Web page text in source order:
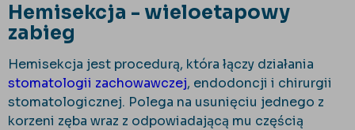
Hemisekcja - wieloetapowy
zabieg
Hemisekcja jest procedurą, która łączy działania
stomatologii zachowawczej, endodoncji i chirurgii
stomatologicznej. Polega na usunięciu jednego z
korzeni zęba wraz z odpowiadającą mu częścią